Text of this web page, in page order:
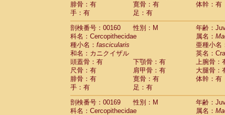
腓骨：有
寛骨：有
体幹：有
手：有
足：有
剖検番号：00160
性別：M
年齢：
科名：Cercopithecidae
属名：
種小名： fascicularis
亜種小名
和名：カニクイザル
英名：
頭蓋骨：有
下顎骨：有
上腕骨：
尺骨：有
肩甲骨：有
大腿骨：
腓骨：有
寛骨：有
体幹：有
手：有
足：有
剖検番号：00169
性別：M
年齢：
科名：Cercopithecidae
属名：